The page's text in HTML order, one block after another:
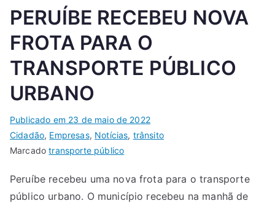
PERUÍBE RECEBEU NOVA
FROTA PARA O
TRANSPORTE PÚBLICO
URBANO
Publicado em 23 de maio de 2022
Cidadão, Empresas, Notícias, trânsito
Marcadotransporte público
Peruíbe recebeu uma nova frota para o transporte
público urbano. O município recebeu na manhã de